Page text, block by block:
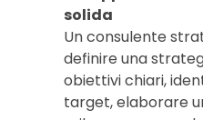
solida
Un consulente
definire una
obiettivi chiari,
target, elaborare